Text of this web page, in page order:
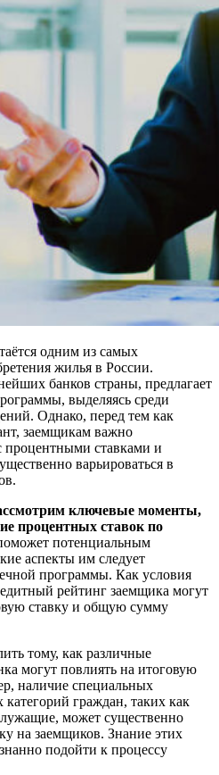
одним из самых
жилья в России.
банков страны, предлагает
выделяясь среди
Однако, перед тем как
заемщикам важно
процентными ставками и
варьироваться в
ключевые моменты,
процентных ставок по
потенциальным
аспекты им следует
программы. Как условия
рейтинг заемщика могут
ставку и общую сумму
тому, как различные
могут повлиять на итоговую
наличие специальных
граждан, таких как
может существенно
на заемщиков. Знание этих
подойти к процессу